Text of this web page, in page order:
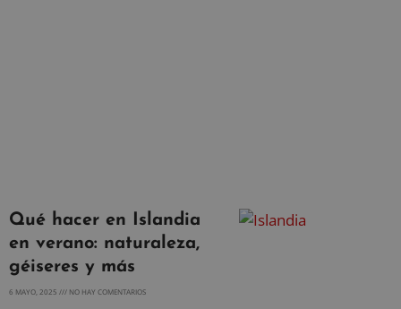
Qué hacer en Islandia
en verano: naturaleza,
géiseres y más
6 MAYO, 2025 NO HAY COMENTARIOS